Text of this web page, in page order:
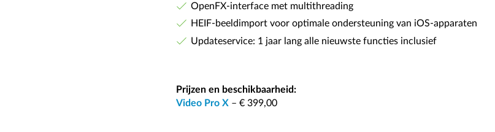
OpenFX-interface met multithreading
HEIF-beeldimport voor optimale ondersteuning van iOS-apparaten
Updateservice: 1 jaar lang alle nieuwste functies inclusief
Prijzen en beschikbaarheid:
Video Pro X – € 399,00